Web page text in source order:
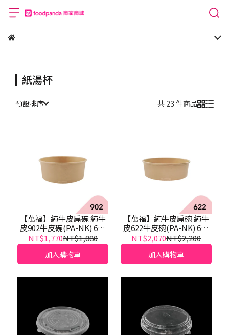
紙湯杯
預設排序 共 23 件商品
【萬福】純牛皮扁碗 純牛
皮902牛皮碗(PA-NK) 600
入
NT$1,770NT$1,880
加入購物車
【萬福】純牛皮扁碗 純牛
皮622牛皮碗(PA-NK) 600
入
NT$2,070NT$2,200
加入購物車